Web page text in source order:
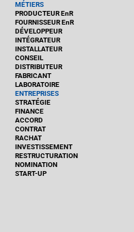
MÉTIERS
PRODUCTEUR EnR
FOURNISSEUR EnR
DÉVELOPPEUR
INTÉGRATEUR
INSTALLATEUR
CONSEIL
DISTRIBUTEUR
FABRICANT
LABORATOIRE
ENTREPRISES
STRATÉGIE
FINANCE
ACCORD
CONTRAT
RACHAT
INVESTISSEMENT
RESTRUCTURATION
NOMINATION
START-UP